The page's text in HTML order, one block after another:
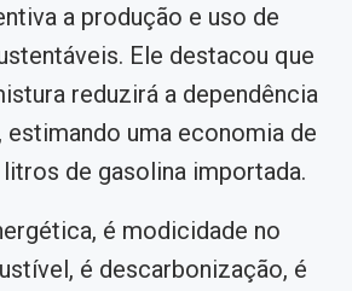
a produção e uso de
Ele destacou que
reduzirá a dependência
estimando uma economia de
de gasolina importada.
é modicidade no
é descarbonização, é